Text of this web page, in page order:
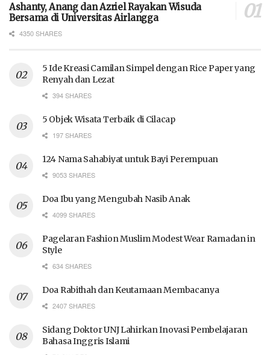
Ashanty, Anang dan Azriel Rayakan Wisuda
Bersama di Universitas Airlangga
4350 SHARES
5 Ide Kreasi Camilan Simpel dengan Rice Paper yang
Renyah dan Lezat
394 SHARES
5 Objek Wisata Terbaik di Cilacap
197 SHARES
124 Nama Sahabiyat untuk Bayi Perempuan
9053 SHARES
Doa Ibu yang Mengubah Nasib Anak
4099 SHARES
Pagelaran Fashion Muslim Modest Wear Ramadan in
Style
634 SHARES
Doa Rabithah dan Keutamaan Membacanya
2407 SHARES
Sidang Doktor UNJ Lahirkan Inovasi Pembelajaran
Bahasa Inggris Islami